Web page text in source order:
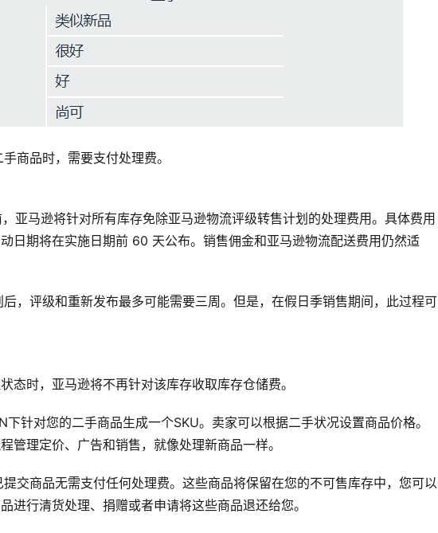
商品时，需要支付处理费。
亚马逊将针对所有库存免除亚马逊物流评级转售计划的处理费用。具体费用
日期将在实施日期前 60 天公布。销售佣金和亚马逊物流配送费用仍然适
，评级和重新发布最多可能需要三周。但是，在假日季销售期间，此过程可
态时，亚马逊将不再针对该库存收取库存仓储费。
针对您的二手商品生成一个SKU。卖家可以根据二手状况设置商品价格。
管理定价、广告和销售，就像处理新商品一样。
交商品无需支付任何处理费。这些商品将保留在您的不可售库存中，您可以
进行清货处理、捐赠或者申请将这些商品退还给您。